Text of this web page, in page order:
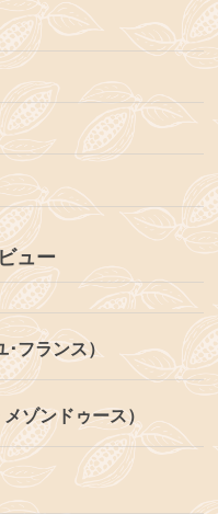
ュー
フランス）
ゾンドゥース）